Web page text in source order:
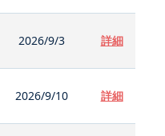
2026/9/3 詳細
2026/9/10 詳細